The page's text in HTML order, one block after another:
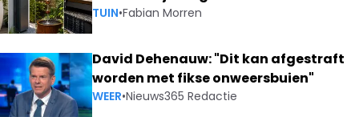
TUIN•Fabian Morren
David Dehenauw: "Dit kan afgestraft
worden met fikse onweersbuien"
WEER•Nieuws365 Redactie